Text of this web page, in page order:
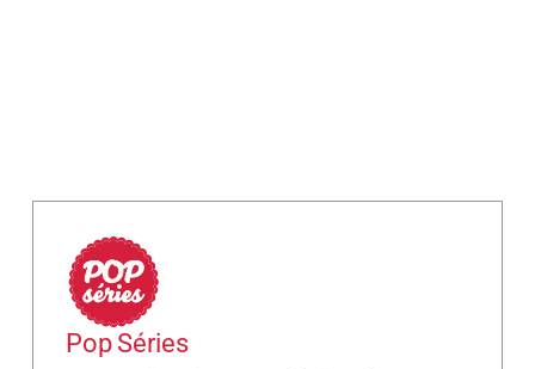
Pop Séries